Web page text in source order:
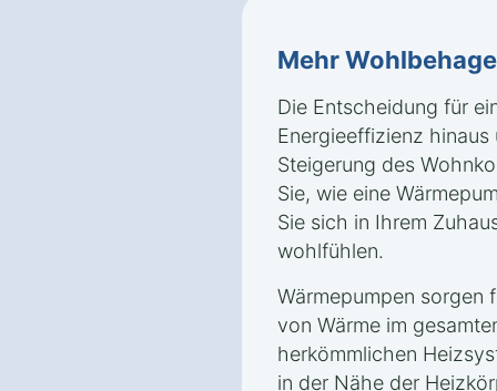
Mehr
Die Entscheidung für
Energieeffizienz
Steigerung des
Sie, wie eine
Sie sich in Ihrem
wohlfühlen.
Wärmepumpen sorgen
von Wärme im
herkömmlichen
in der Nähe der